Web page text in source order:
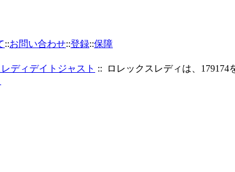
::お問い合わせ::登録::保障
ディデイトジャスト :: ロレックスレディは、179174